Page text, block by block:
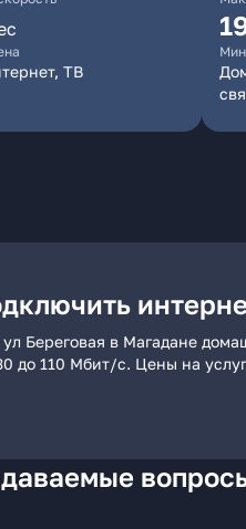
ТВ
ул Береговая в Магадане
до 110 Мбит/с. Цены на